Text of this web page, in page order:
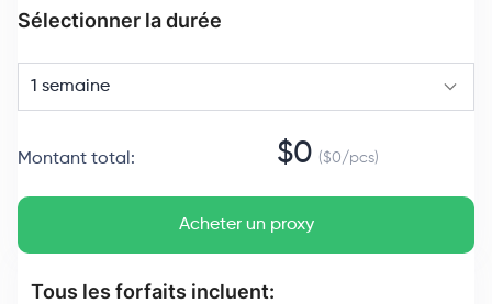
Sélectionner la durée
1 semaine
Montant total : $0 ($0/pcs)
Acheter un proxy
Tous les forfaits incluent: